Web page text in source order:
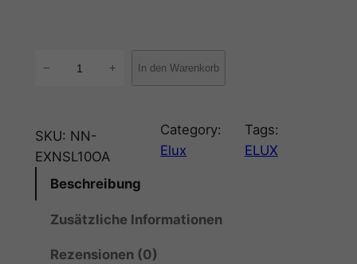
–
N
k
− + In den Warenkorb
SKU: NN-
EXNSL10OA
Category:
Elux
Tags:
ELUX
Beschreibung
Zusätzliche Informationen
Rezensionen (0)